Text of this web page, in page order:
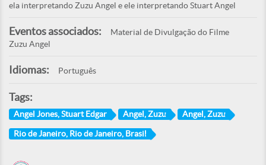
ela interpretando Zuzu Angel e ele interpretando Stuart Angel
Eventos associados:
Material de Divulgação do Filme
Zuzu Angel
Idiomas: Português
Tags:
Angel Jones, Stuart Edgar Angel, Zuzu Angel, Zuzu
Rio de Janeiro, Rio de Janeiro, Brasil